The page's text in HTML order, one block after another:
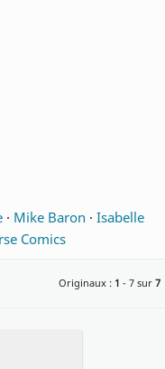
· Mike Baron · Isabelle
Comics
Originaux : 1 - 7 sur 7